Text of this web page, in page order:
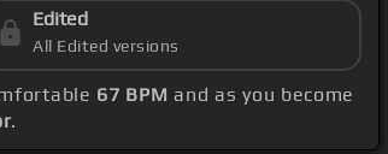
Edited
All Edited versions
67 BPM and as you become
.